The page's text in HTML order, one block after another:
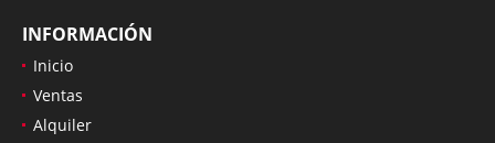
INFORMACIÓN
Inicio
Ventas
Alquiler